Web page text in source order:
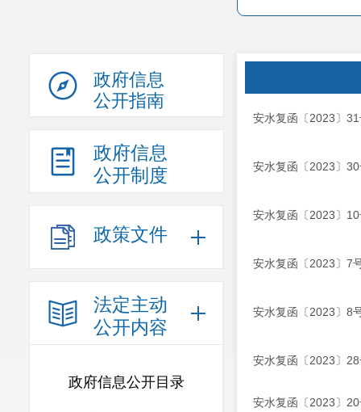
政府信息
公开指南
政府信息
公开制度
政策文件
法定主动
公开内容
政府信息公开目录
安水复函〔2023〕
安水复函〔2023〕
安水复函〔2023〕
安水复函〔2023〕7
安水复函〔2023〕8
安水复函〔2023〕
安水复函〔2023〕